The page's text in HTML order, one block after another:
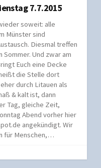
7.7.2015
soweit: alle
Münster sind
Diesmal treffen
Und zwar am
Euch eine Decke
die Stelle dort
durch Litauen als
& kalt ist, dann
Tag, gleiche Zeit,
Abend vorher hier
angekündigt. Wir
für Menschen,…